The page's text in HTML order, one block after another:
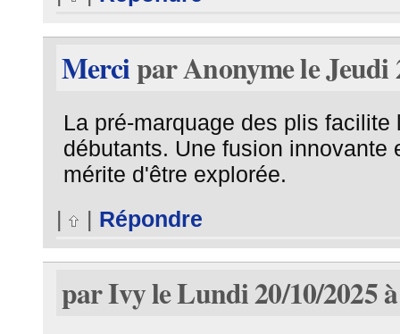
Mercipar Anonyme le Jeudi
La pré-marquage des plis
débutants. Une fusion innovante
mérite d'être explorée.
|
| Répondre
par Ivy le Lundi 20/10/2025